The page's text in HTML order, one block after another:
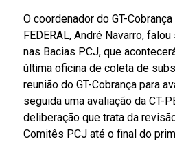
O coordenador do GT-
FEDERAL, André Navarro,
nas Bacias PCJ, que
última oficina de coleta de
reunião do GT-Cobrança para
seguida uma avaliação da CT-
deliberação que trata da
Comitês PCJ até o final do